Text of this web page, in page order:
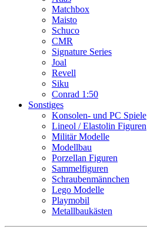
Matchbox
Maisto
Schuco
CMR
Signature Series
Joal
Revell
Siku
Conrad 1:50
Sonstiges
Konsolen- und PC Spiele
Lineol / Elastolin Figuren
Militär Modelle
Modellbau
Porzellan Figuren
Sammelfiguren
Schraubenmännchen
Lego Modelle
Playmobil
Metallbaukästen